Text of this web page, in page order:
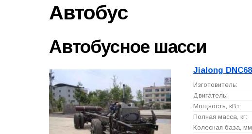
Автобус
Автобусное шасси
Jialong
Изготовитель:
Двигатель:
Мощность, кВт:
Полная масса, кг:
Колесная база,